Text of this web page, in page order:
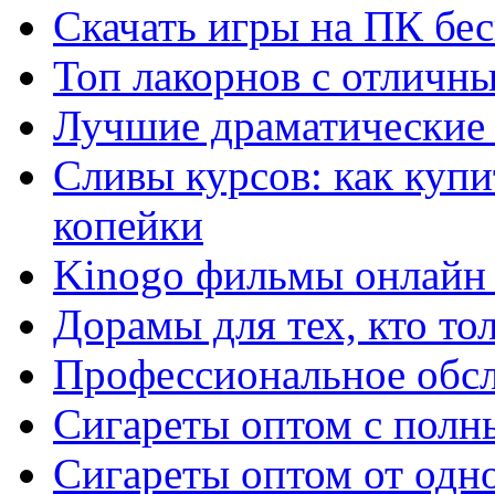
Скачать игры на ПК
Топ лакорнов с
Лучшие
Сливы курсов: как
копейки
Kinogo фильмы онлайн
Дорамы для тех, кто
Профессиональное
Сигареты оптом с
Сигареты оптом от